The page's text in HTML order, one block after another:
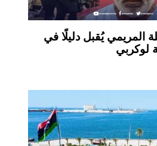
المريمي يُقبل دليلًا في
لوكربي